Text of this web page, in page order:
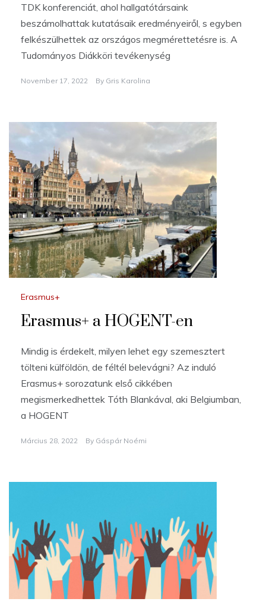
TDK konferenciát, ahol hallgatótársaink
beszámolhattak kutatásaik eredményeiről, s egyben
felkészülhettek az országos megmérettetésre is. A
Tudományos Diákköri tevékenység
November 17, 2022 By Gris Karolina
Erasmus+
Erasmus+ a HOGENT-en
Mindig is érdekelt, milyen lehet egy szemesztert
tölteni külföldön, de féltél belevágni? Az induló
Erasmus+ sorozatunk első cikkében
megismerkedhettek Tóth Blankával, aki Belgiumban,
a HOGENT
Március 28, 2022 By Gáspár Noémi